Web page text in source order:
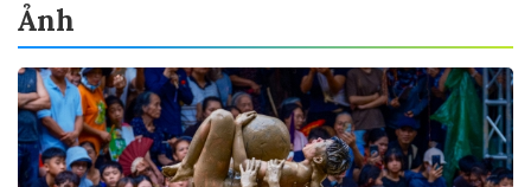
Ảnh